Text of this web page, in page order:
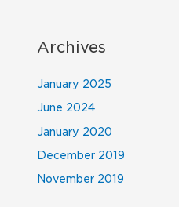
Archives
January 2025
June 2024
January 2020
December 2019
November 2019